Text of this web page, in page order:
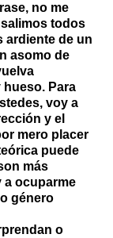
no me
todos
ardiente de un
asomo de
hueso. Para
voy a
y el
mero placer
puede
más
a ocuparme
género
o